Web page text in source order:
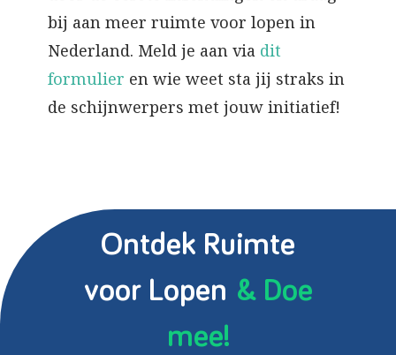
bij aan meer ruimte voor lopen in
Nederland. Meld je aan via dit
formulier en wie weet sta jij straks in
de schijnwerpers met jouw initiatief!
Ontdek Ruimte
voor Lopen & Doe
mee!